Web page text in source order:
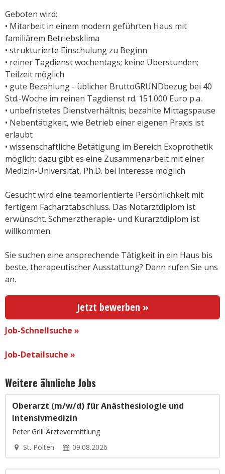
Geboten wird:
• Mitarbeit in einem modern geführten Haus mit
familiärem Betriebsklima
• strukturierte Einschulung zu Beginn
• reiner Tagdienst wochentags; keine Überstunden;
Teilzeit möglich
• gute Bezahlung - üblicher BruttoGRUNDbezug bei 40
Std.-Woche im reinen Tagdienst rd. 151.000 Euro p.a.
• unbefristetes Dienstverhältnis; bezahlte Mittagspause
• Nebentätigkeit, wie Betrieb einer eigenen Praxis ist
erlaubt
• wissenschaftliche Betätigung im Bereich Exoprothetik
möglich; dazu gibt es eine Zusammenarbeit mit einer
Medizin-Universität, Ph.D. bei Interesse möglich
Gesucht wird eine teamorientierte Persönlichkeit mit
fertigem Facharztabschluss. Das Notarztdiplom ist
erwünscht. Schmerztherapie- und Kurarztdiplom ist
willkommen.
Sie suchen eine ansprechende Tätigkeit in ein Haus bis
beste, therapeutischer Ausstattung? Dann rufen Sie uns
an.
Jetzt bewerben »
Job-Schnellsuche »
Job-Detailsuche »
Weitere ähnliche Jobs
Oberarzt (m/w/d) für Anästhesiologie und
Intensivmedizin
Peter Grill Ärztevermittlung
St. Pölten
09.08.2026